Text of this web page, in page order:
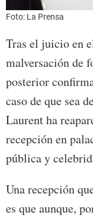
Foto: La Prensa
Tras el juicio en
malversación de
posterior
caso de que sea
Laurent ha
recepción en
pública y
Una recepción
es que aunque,